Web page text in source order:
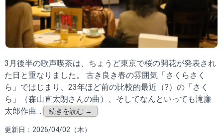
3月後半の歌声喫茶は、ちょうど東京で桜の開花が発表され
た日と重なりました。 古き良き春の雰囲気「さくらさく
ら」ではじまり、23年ほど前の比較的最近（?）の「さく
ら」（森山直太朗さんの曲）、そしてなんといっても滝廉
太郎作曲…
続きを読む →
更新日：2026/04/02（木）